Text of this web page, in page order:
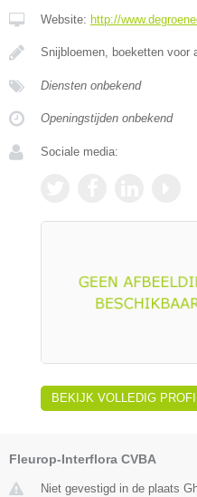
Website: http://
Snijbloemen, boeketten voor
Diensten onbekend
Openingstijden onbekend
Sociale media:
BEKIJK VOLLEDIG
Fleurop-Interflora CVBA
Niet gevestigd in de plaats